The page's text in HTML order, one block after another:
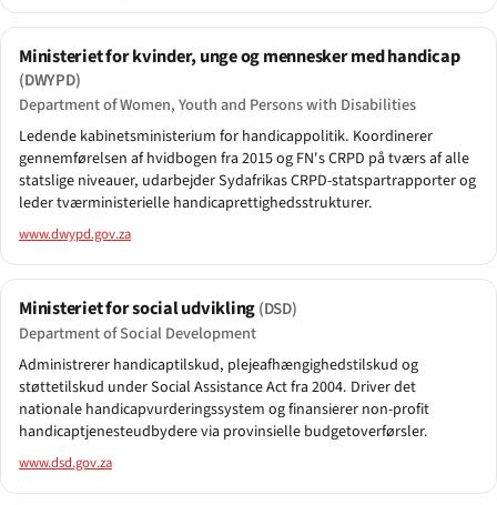
Ministeriet for kvinder, unge og mennesker med handicap
(DWYPD)
Department of Women, Youth and Persons with Disabilities
Ledende kabinetsministerium for handicappolitik. Koordinerer
gennemførelsen af hvidbogen fra 2015 og FN's CRPD på tværs af alle
statslige niveauer, udarbejder Sydafrikas CRPD-statspartrapporter og
leder tværministerielle handicaprettigheds­strukturer.
www.dwypd.gov.za
Ministeriet for social udvikling(DSD)
Department of Social Development
Administrerer handicaptilskud, plejeafhængigheds­tilskud og
støttetilskud under Social Assistance Act fra 2004. Driver det
nationale handicapvurderingssystem og finansierer non-profit
handicap­tjenesteudbydere via provinsielle budgetoverførsler.
www.dsd.gov.za